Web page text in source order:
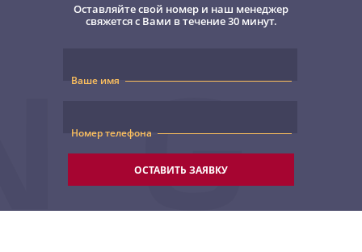
Оставляйте свой номер и наш менеджер
свяжется с Вами в течение 30 минут.
Ваше имя
Номер телефона
ОСТАВИТЬ ЗАЯВКУ